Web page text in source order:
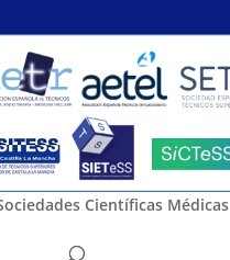
Científicas Médicas